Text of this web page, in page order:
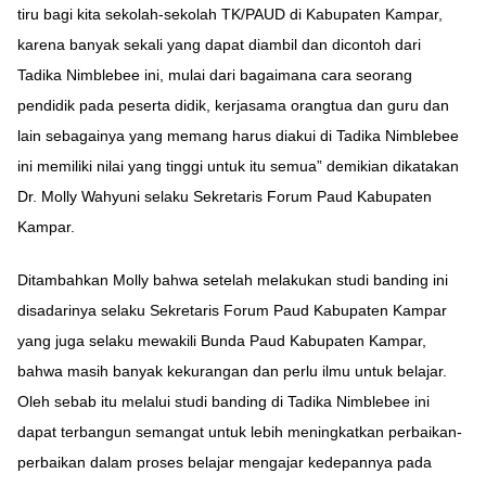
tiru bagi kita sekolah-sekolah TK/PAUD di Kabupaten Kampar,
karena banyak sekali yang dapat diambil dan dicontoh dari
Tadika Nimblebee ini, mulai dari bagaimana cara seorang
pendidik pada peserta didik, kerjasama orangtua dan guru dan
lain sebagainya yang memang harus diakui di Tadika Nimblebee
ini memiliki nilai yang tinggi untuk itu semua” demikian dikatakan
Dr. Molly Wahyuni selaku Sekretaris Forum Paud Kabupaten
Kampar.
Ditambahkan Molly bahwa setelah melakukan studi banding ini
disadarinya selaku Sekretaris Forum Paud Kabupaten Kampar
yang juga selaku mewakili Bunda Paud Kabupaten Kampar,
bahwa masih banyak kekurangan dan perlu ilmu untuk belajar.
Oleh sebab itu melalui studi banding di Tadika Nimblebee ini
dapat terbangun semangat untuk lebih meningkatkan perbaikan-
perbaikan dalam proses belajar mengajar kedepannya pada